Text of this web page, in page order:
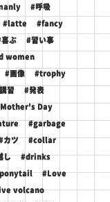
#呼吸
#latte #fancy
ぶ #習い事
women
#画像 #trophy
習 #発表
Day
#garbage
カツ #collar
し #drinks
#Love
volcano